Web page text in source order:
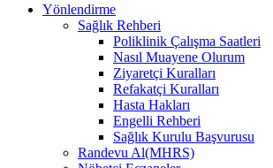
Yönlendirme
Sağlık Rehberi
Poliklinik Çalışma Saatleri
Nasıl Muayene Olurum
Ziyaretçi Kuralları
Refakatçi Kuralları
Hasta Hakları
Engelli Rehberi
Sağlık Kurulu Başvurusu
Randevu Al(MHRS)